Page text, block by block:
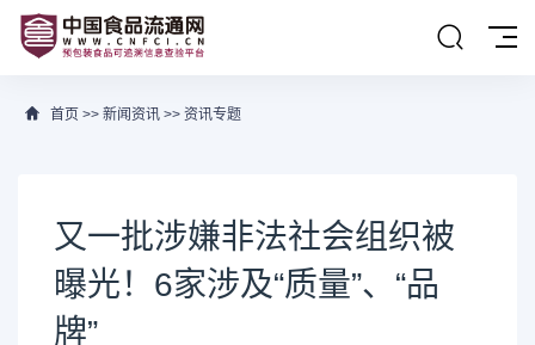
首页 >> 新闻资讯 >> 资讯专题
又一批涉嫌非法社会组织被
曝光！6家涉及“质量”、“品
牌”